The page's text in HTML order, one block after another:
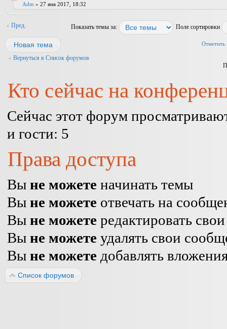
Adm » 27 янв 2017, 18:32
Пред. Показать темы за: Поле сортировки
Новая тема Отметить
Вернуться в Список форумов
Кто сейчас на
Сейчас этот форум
и гости: 5
Права доступа
Вы не можете начинать темы
Вы не можете отвечать на
Вы не можете редактировать
Вы не можете удалять свои
Вы не можете добавлять
Список форумов